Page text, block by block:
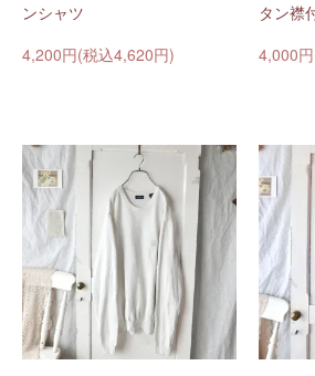
ンシャツ
4,200円(税込4,620円)
タン襟
4,000